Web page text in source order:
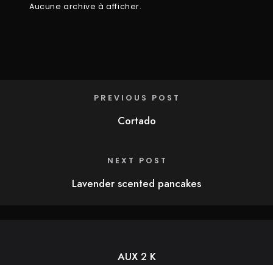
Aucune archive à afficher.
PREVIOUS POST
Cortado
NEXT POST
Lavender scented pancakes
AUX 2 K